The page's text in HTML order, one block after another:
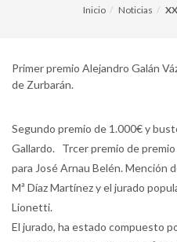
Inicio Noticias
Primer premio Alejandro Galán
de Zurbarán.
Segundo premio de 1.000€ y
Gallardo. Trcer premio de
para José Arnau Belén. Mención
Mª Díaz Martínez y el jurado
Lionetti.
El jurado, ha estado compuesto